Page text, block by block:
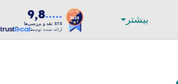
بیشتر ●●●●●
9,8
373نقد و بررسی‌ها
ارائه شده توسط